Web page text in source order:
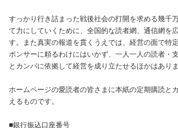
すっかり行き詰まった戦後社会の打開を求める幾千
て力にしていくために、全国的な読者網、通信網を
す。また真実の報道を貫くうえでは、経営の面で特
ポンサーに頼るわけにはいかず、一人一人の読者・
とカンパに依拠して経営を成り立たせるほかはありま
ホームページの愛読者の皆さまに本紙の定期購読と
えるものです。
■銀行振込口座番号